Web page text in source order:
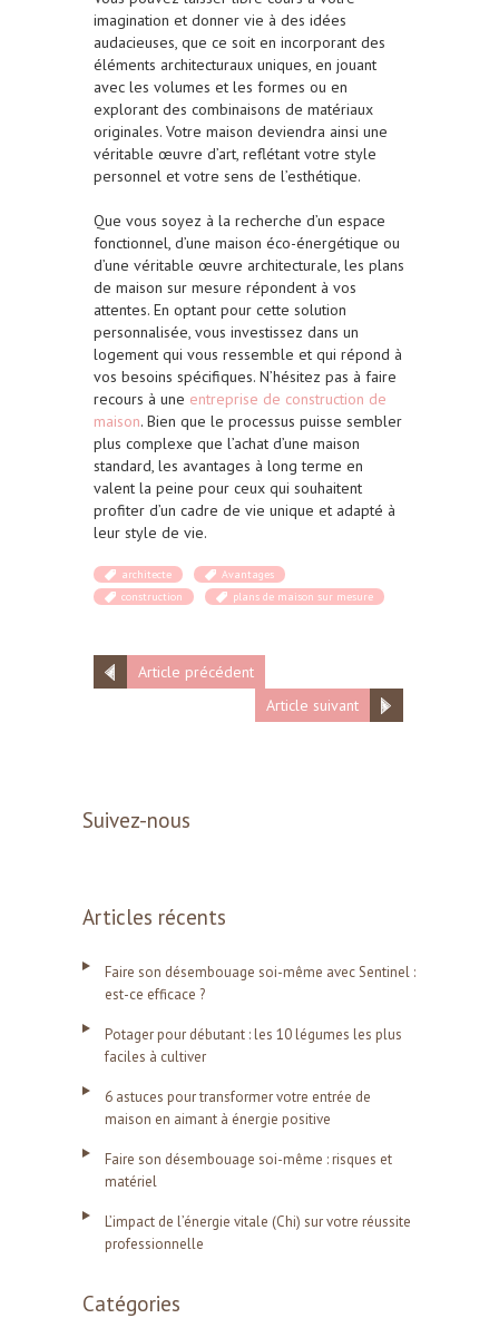
imagination et donner vie à des idées
audacieuses, que ce soit en incorporant des
éléments architecturaux uniques, en jouant
avec les volumes et les formes ou en
explorant des combinaisons de matériaux
originales. Votre maison deviendra ainsi une
véritable œuvre d’art, reflétant votre style
personnel et votre sens de l’esthétique.
Que vous soyez à la recherche d’un espace
fonctionnel, d’une maison éco-énergétique ou
d’une véritable œuvre architecturale, les plans
de maison sur mesure répondent à vos
attentes. En optant pour cette solution
personnalisée, vous investissez dans un
logement qui vous ressemble et qui répond à
vos besoins spécifiques. N’hésitez pas à faire
recours à une entreprise de construction de
maison. Bien que le processus puisse sembler
plus complexe que l’achat d’une maison
standard, les avantages à long terme en
valent la peine pour ceux qui souhaitent
profiter d’un cadre de vie unique et adapté à
leur style de vie.
architecte
Avantages
construction
plans de maison sur mesure
Article précédent
Article suivant
Suivez-nous
Articles récents
Faire son désembouage soi-même avec Sentinel :
est-ce efficace ?
Potager pour débutant : les 10 légumes les plus
faciles à cultiver
6 astuces pour transformer votre entrée de
maison en aimant à énergie positive
Faire son désembouage soi-même : risques et
matériel
L’impact de l’énergie vitale (Chi) sur votre réussite
professionnelle
Catégories